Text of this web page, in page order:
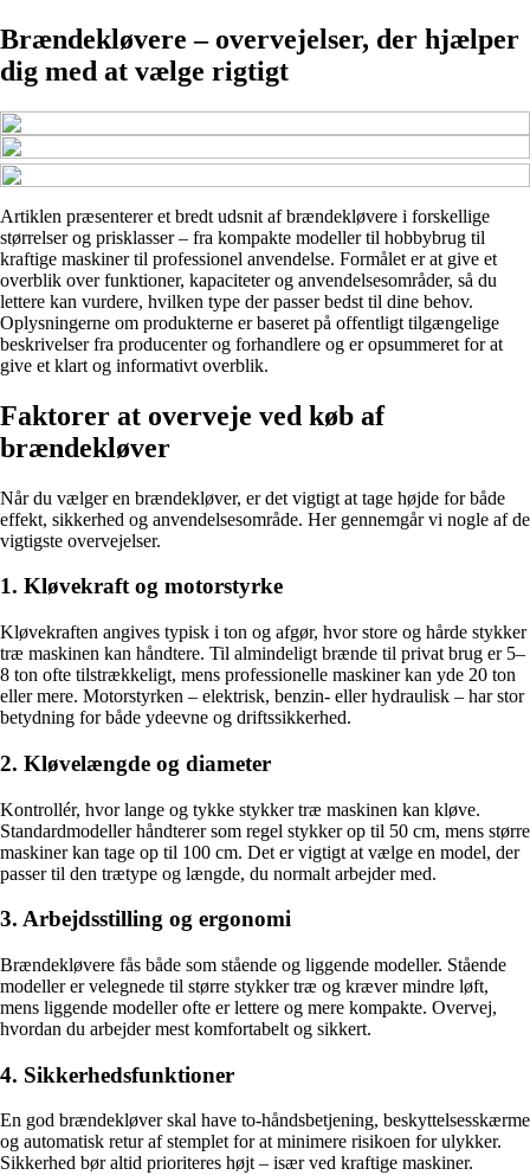
Brændekløvere – overvejelser, der hjælper
dig med at vælge rigtigt
Artiklen præsenterer et bredt udsnit af brændekløvere i forskellige
størrelser og prisklasser – fra kompakte modeller til hobbybrug til
kraftige maskiner til professionel anvendelse. Formålet er at give et
overblik over funktioner, kapaciteter og anvendelsesområder, så du
lettere kan vurdere, hvilken type der passer bedst til dine behov.
Oplysningerne om produkterne er baseret på offentligt tilgængelige
beskrivelser fra producenter og forhandlere og er opsummeret for at
give et klart og informativt overblik.
Faktorer at overveje ved køb af
brændekløver
Når du vælger en brændekløver, er det vigtigt at tage højde for både
effekt, sikkerhed og anvendelsesområde. Her gennemgår vi nogle af de
vigtigste overvejelser.
1. Kløvekraft og motorstyrke
Kløvekraften angives typisk i ton og afgør, hvor store og hårde stykker
træ maskinen kan håndtere. Til almindeligt brænde til privat brug er 5–
8 ton ofte tilstrækkeligt, mens professionelle maskiner kan yde 20 ton
eller mere. Motorstyrken – elektrisk, benzin- eller hydraulisk – har stor
betydning for både ydeevne og driftssikkerhed.
2. Kløvelængde og diameter
Kontrollér, hvor lange og tykke stykker træ maskinen kan kløve.
Standardmodeller håndterer som regel stykker op til 50 cm, mens større
maskiner kan tage op til 100 cm. Det er vigtigt at vælge en model, der
passer til den trætype og længde, du normalt arbejder med.
3. Arbejdsstilling og ergonomi
Brændekløvere fås både som stående og liggende modeller. Stående
modeller er velegnede til større stykker træ og kræver mindre løft,
mens liggende modeller ofte er lettere og mere kompakte. Overvej,
hvordan du arbejder mest komfortabelt og sikkert.
4. Sikkerhedsfunktioner
En god brændekløver skal have to-håndsbetjening, beskyttelsesskærme
og automatisk retur af stemplet for at minimere risikoen for ulykker.
Sikkerhed bør altid prioriteres højt – især ved kraftige maskiner.